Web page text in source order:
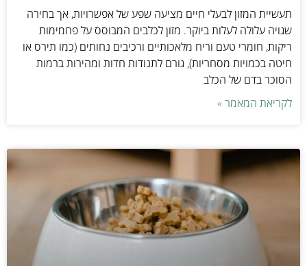
תעשיית המזון לבעלי חיים מציעה שפע של אפשרויות, אך בחירה
שגויה עלולה לעלות ביוקר. מזון לכלבים המבוסס על פחמימות
ריקות, חומרי טעם וריח מלאכותיים ורכיבים נחותים (כמו תירס או
חיטה בכמויות מסחריות), גורם לתנודות חדות ומהירות ברמות
הסוכר בדם של הכלב
לקריאת המאמר »